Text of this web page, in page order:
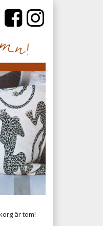
är tom!